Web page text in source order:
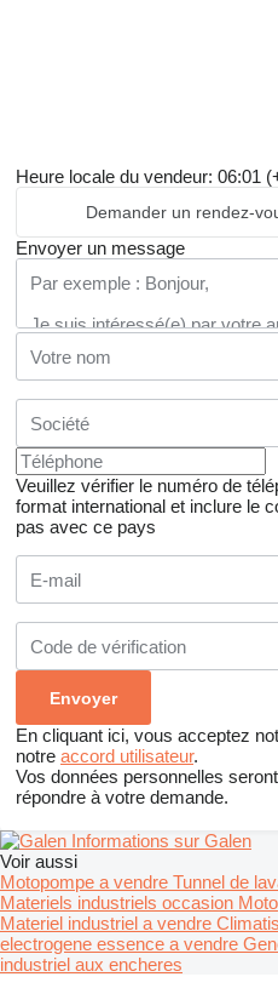
Heure locale du vendeur: 06:01
Demander un rendez-
Envoyer un message
Veuillez vérifier le numéro de
format international et inclure le
pas avec ce pays
En cliquant ici, vous acceptez
notre accord utilisateur.
Vos données personnelles
répondre à votre demande.
Voir aussi
Motopompe a vendre Tunnel de
Materiels industriels occasion
Materiel industriel a vendre
electrogene essence a vendre
industriel aux encheres
Informations sur Galen